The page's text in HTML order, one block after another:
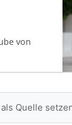
von
Quelle